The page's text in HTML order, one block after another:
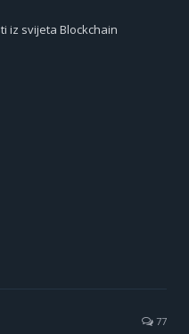
iz svijeta Blockchain
77